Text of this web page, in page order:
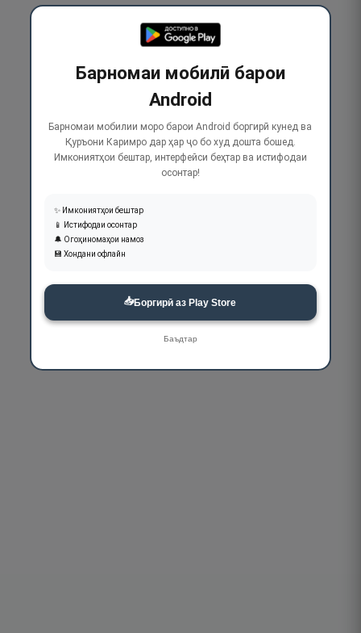
Барномаи мобилӣ барои
Android
Барномаи мобилии моро барои Android боргирӣ кунед ва
Қуръони Каримро дар ҳар ҷо бо худ дошта бошед.
Имкониятҳои бештар, интерфейси беҳтар ва истифодаи
осонтар!
✨ Имкониятҳои бештар
📱 Истифодаи осонтар
🔔 Огоҳиномаҳои намоз
💾 Хондани офлайн
📥Боргирӣ аз Play Store
Баъдтар